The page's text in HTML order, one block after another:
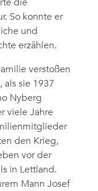
die
So konnte er
und
erzählen.
verstoßen
als sie 1937
Nyberg
viele Jahre
den Krieg,
vor der
in Lettland.
Mann Josef